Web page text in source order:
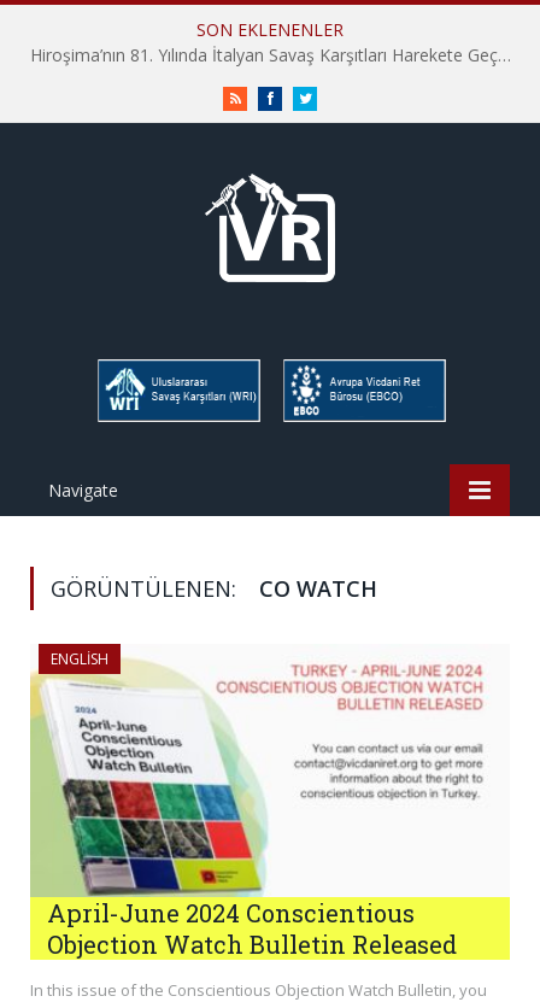
SON EKLENENLER
Hiroşima’nın 81. Yılında İtalyan Savaş Karşıtları Harekete Geçti: “Hatırlamak yeterli değil”
RSS FacebookTwitter
Navigate
GÖRÜNTÜLENEN: CO WATCH
ENGLISH
April-June 2024 Conscientious
Objection Watch Bulletin Released
In this issue of the Conscientious Objection Watch Bulletin, you